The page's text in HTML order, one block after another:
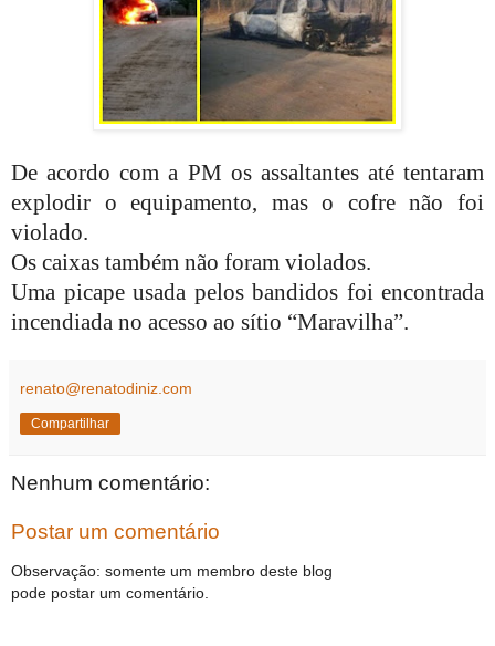
De acordo com a PM os assaltantes até tentaram
explodir o equipamento, mas o cofre não foi
violado.
Os caixas também não foram violados.
Uma picape usada pelos bandidos foi encontrada
incendiada no acesso ao sítio “Maravilha”.
renato@renatodiniz.com
Compartilhar
Nenhum comentário:
Postar um comentário
Observação: somente um membro deste blog
pode postar um comentário.